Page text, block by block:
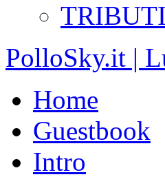
TRIBUTI
PolloSky.it |
Home
Guestbook
Intro